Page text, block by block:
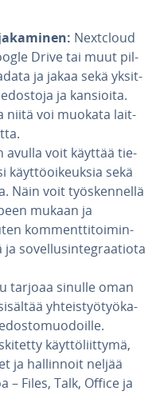
Nextcloud
Drive tai muut pil­
ja jakaa sekä yk­sit­
ja kansioita.
niitä voi muokata lait­
avulla voit käyttää tie­
käyt­tö­oi­keuk­sia sekä
Näin voit työs­ken­nel­lä
mukaan ja
kom­ment­ti­toi­min­
so­vel­lusin­tegraa­tio­ta
tarjoaa sinulle oman
yh­teis­työ­työ­ka­
käyt­tö­liit­ty­mä,
ja hal­lin­noit neljää
Files, Talk, Office ja